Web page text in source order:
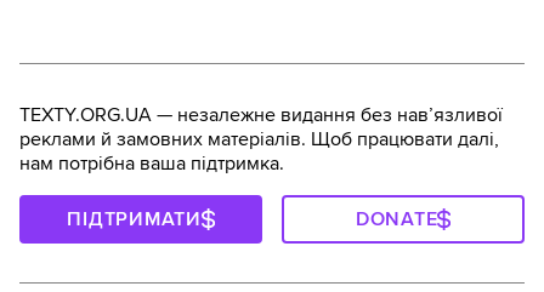
TEXTY.ORG.UA — незалежне видання без навʼязливої
реклами й замовних матеріалів. Щоб працювати далі,
нам потрібна ваша підтримка.
ПІДТРИМАТИ DONATE